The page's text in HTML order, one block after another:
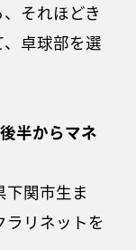
それほどき
卓球部を選
半からマネ
関市生ま
ラリネットを